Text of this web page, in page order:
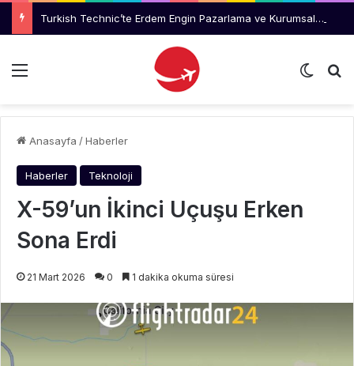
Turkish Technic’te Erdem Engin Pazarlama ve Kurumsal İletişim Müdürlüğüne Atandı
Menü Dış
Anasayfa /Haberler
Haberler Teknoloji
X-59’un İkinci Uçuşu Erken
Sona Erdi
21 Mart 2026 0 1 dakika okuma süresi